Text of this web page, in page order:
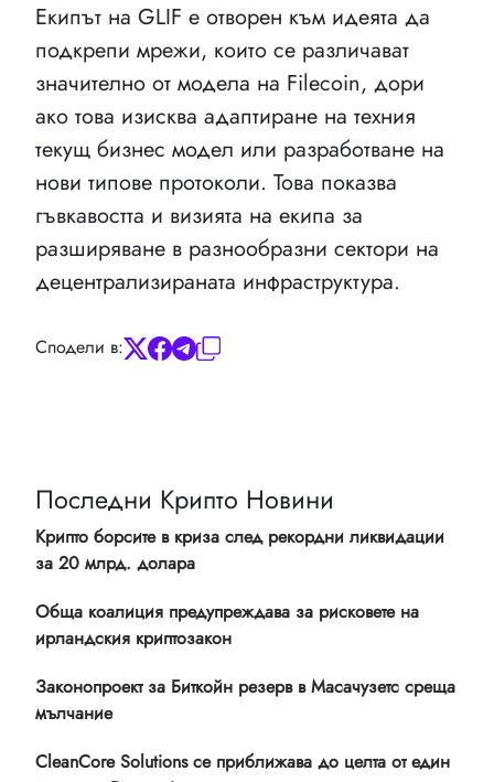
Екипът на GLIF е отворен към идеята да
подкрепи мрежи, които се различават
значително от модела на Filecoin, дори
ако това изисква адаптиране на техния
текущ бизнес модел или разработване на
нови типове протоколи. Това показва
гъвкавостта и визията на екипа за
разширяване в разнообразни сектори на
децентрализираната инфраструктура.
Сподели в:
Последни Крипто Новини
Крипто борсите в криза след рекордни ликвидации
за 20 млрд. долара
Обща коалиция предупреждава за рисковете на
ирландския криптозакон
Законопроект за Биткойн резерв в Масачузетс среща
мълчание
CleanCore Solutions се приближава до целта от един